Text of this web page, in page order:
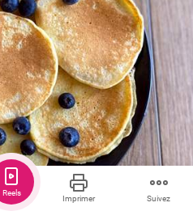
Imprimer Suivez
Reels